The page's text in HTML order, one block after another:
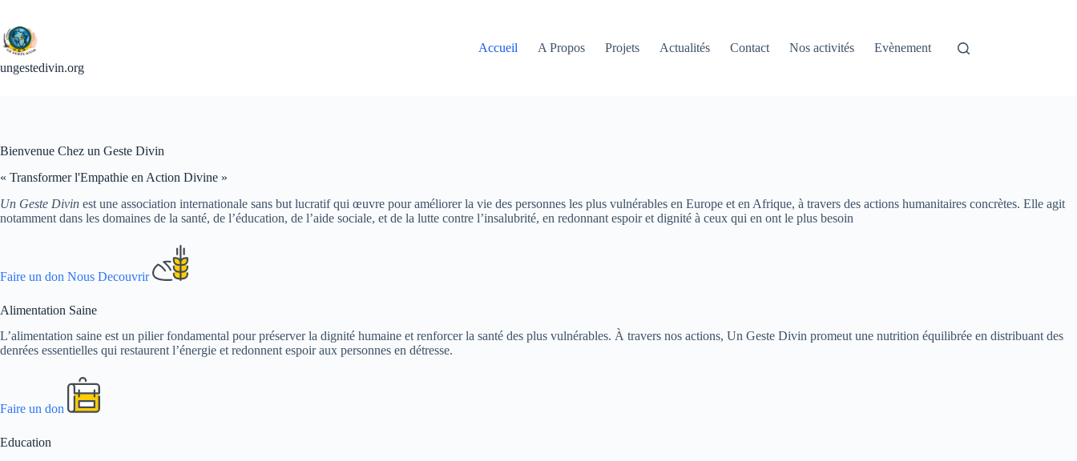
contenu
ungestedivin.org
Accueil A Propos Projets Actualités Contact Nos activités Evènement
Bienvenue Chez un Geste Divin
« Transformer l'Empathie en Action Divine »
Un Geste Divin est une association internationale sans but lucratif qui œuvre pour améliorer la vie des personnes les plus vulnérables en Europe et en Afrique, à travers des actions humanitaires concrètes. Elle agit
notamment dans les domaines de la santé, de l’éducation, de l’aide sociale, et de la lutte contre l’insalubrité, en redonnant espoir et dignité à ceux qui en ont le plus besoin
Faire un don Nous Decouvrir
Alimentation Saine
L’alimentation saine est un pilier fondamental pour préserver la dignité humaine et renforcer la santé des plus vulnérables. À travers nos actions, Un Geste Divin promeut une nutrition équilibrée en distribuant des
denrées essentielles qui restaurent l’énergie et redonnent espoir aux personnes en détresse.
Faire un don
Education